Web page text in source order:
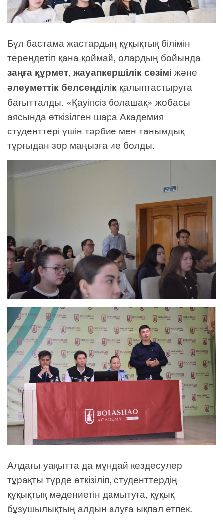
Бұл бастама жастардың құқықтық білімін
тереңдетіп қана қоймай, олардың бойында
заңға құрмет, жауапкершілік сезімі және
әлеуметтік белсенділік қалыптастыруға
бағытталды. «Қауіпсіз болашақ» жобасы
аясында өткізілген шара Академия
студенттері үшін тәрбие мен танымдық
тұрғыдан зор маңызға ие болды.
Алдағы уақытта да мұндай кездесулер
тұрақты түрде өткізіліп, студенттердің
құқықтық мәдениетін дамытуға, құқық
бұзушылықтың алдын алуға ықпал етпек.